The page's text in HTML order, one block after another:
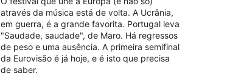
através da música está de volta. A Ucrânia,
em guerra, é a grande favorita. Portugal leva
"Saudade, saudade", de Maro. Há regressos
de peso e uma ausência. A primeira semifinal
da Eurovisão é já hoje, e é isto que precisa
de saber.